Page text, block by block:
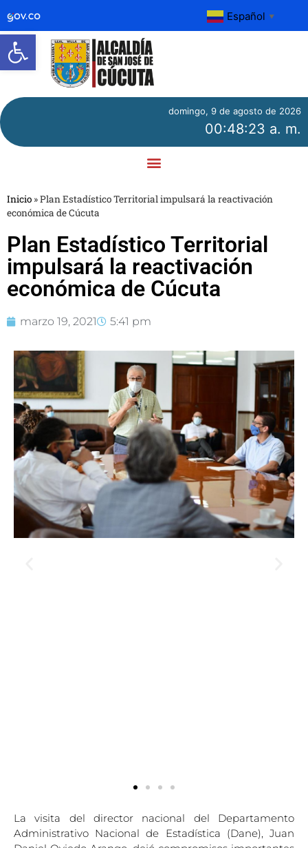
Abrir barra de herramientas
Español ▼
domingo, 9 de agosto de 2026
00:48:23 a. m.
Inicio »Plan Estadístico Territorial impulsará la reactivación
económica de Cúcuta
Plan Estadístico Territorial
impulsará la reactivación
económica de Cúcuta
marzo 19, 2021 5:41 pm
La visita del director nacional del Departamento
Administrativo Nacional de Estadística (Dane), Juan